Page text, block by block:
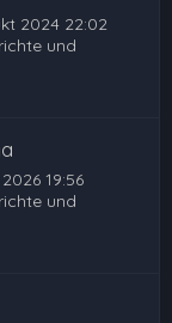
2024 22:02
und
19:56
und